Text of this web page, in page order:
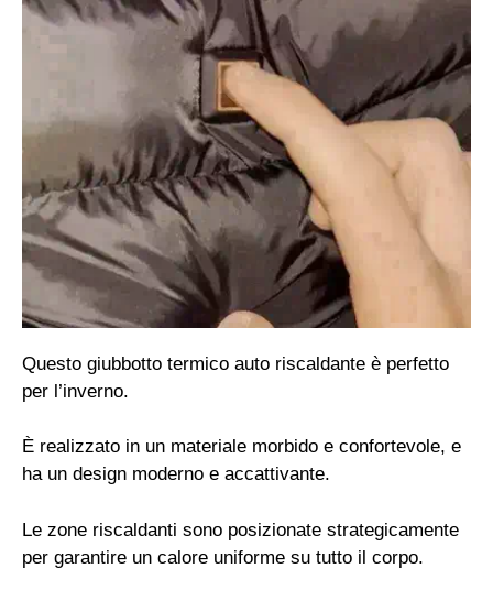
Questo giubbotto termico auto riscaldante è perfetto
per l’inverno.
È realizzato in un materiale morbido e confortevole, e
ha un design moderno e accattivante.
Le zone riscaldanti sono posizionate strategicamente
per garantire un calore uniforme su tutto il corpo.